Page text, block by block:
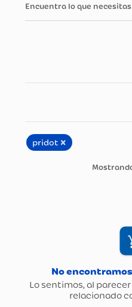
Encuentra lo que necesitas
pridot ×